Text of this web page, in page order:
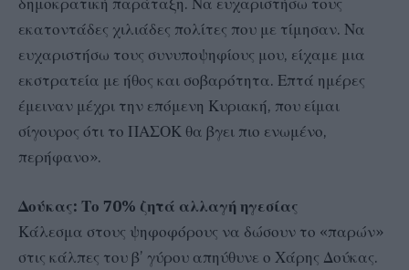
εκατοντάδες χιλιάδες πολίτες που με τίμησαν. Να
ευχαριστήσω τους συνυποψηφίους μου, είχαμε μια
εκστρατεία με ήθος και σοβαρότητα. Επτά ημέρες
έμειναν μέχρι την επόμενη Κυριακή, που είμαι
σίγουρος ότι το ΠΑΣΟΚ θα βγει πιο ενωμένο,
περήφανο».
Δούκας: Το 70% ζητά αλλαγή ηγεσίας
Κάλεσμα στους ψηφοφόρους να δώσουν το «παρών»
στις κάλπες του β’ γύρου απηύθυνε ο Χάρης Δούκας.